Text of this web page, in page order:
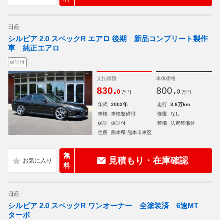
日産
シルビア 2.0 スペックR エアロ 後期 新品コンプリート製作
車 純正エアロ
保証付
支払総額
830.0 万円
本体価格
800. 0 万円
年式 2002年 走行
3.6万km
車検
車検整備付 修復
なし
保証
保証付 整備
法定整備付
住所
熊本県 熊本市東区
無
料
見積もり・在庫確認
日産
シルビア 2.0 スペックR ワンオーナー 全塗装済 6速MT
ターボ